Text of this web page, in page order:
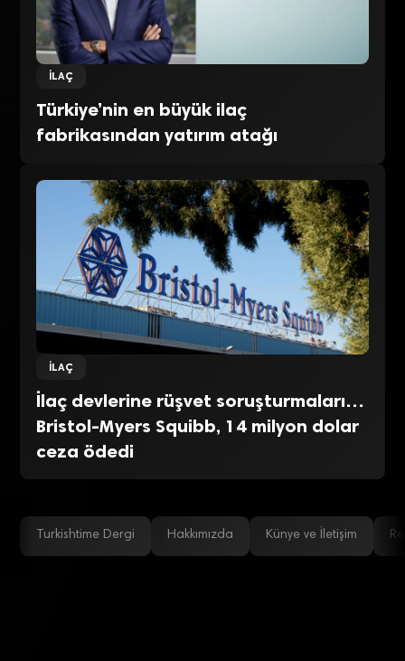
İLAÇ
Türkiye’nin en büyük ilaç
fabrikasından yatırım atağı
İLAÇ
İlaç devlerine rüşvet soruşturmaları…
Bristol-Myers Squibb, 14 milyon dolar
ceza ödedi
Turkishtime Dergi Hakkımızda Künye ve İletişim